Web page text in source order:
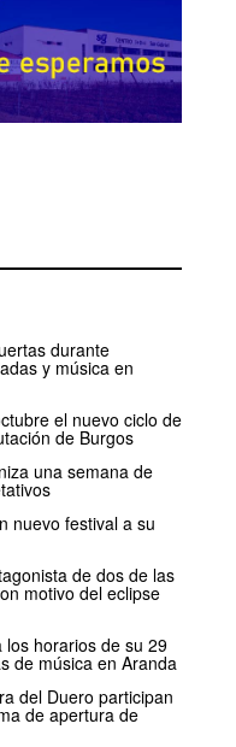
durante
y música en
el nuevo ciclo de
de Burgos
una semana de
nuevo festival a su
de dos de las
motivo del eclipse
horarios de su 29
de música en Aranda
del Duero participan
de apertura de